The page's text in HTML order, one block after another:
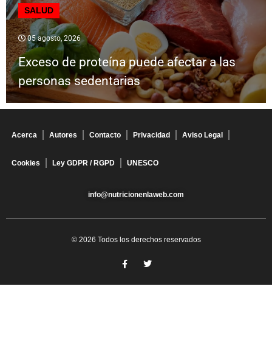
SALUD
05 agosto, 2026
Exceso de proteína puede afectar a las
personas sedentarias
Acerca Autores Contacto Privacidad Aviso Legal
Cookies Ley GDPR / RGPD UNESCO
info@nutricionenlaweb.com
© 2026 Todos los derechos reservados